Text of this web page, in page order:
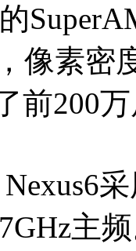
像素密
前200
主